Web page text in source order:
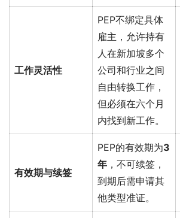
工作灵活性
PEP不绑定具体
雇主，允许持有
人在新加坡多个
公司和行业之间
自由转换工作，
但必须在六个月
内找到新工作。
有效期与续签
PEP的有效期为3
年 ，不可续签，
到期后需申请其
他类型准证。